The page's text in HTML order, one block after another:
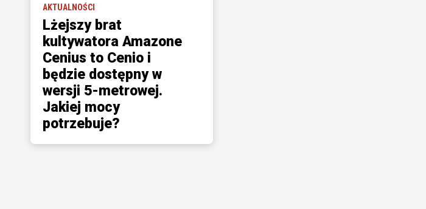
AKTUALNOŚCI
Lżejszy brat
kultywatora Amazone
Cenius to Cenio i
będzie dostępny w
wersji 5-metrowej.
Jakiej mocy
potrzebuje?